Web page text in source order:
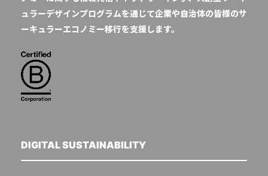
ュラーデザインプログラムを通じて企業や自治体の皆様のサ
ーキュラーエコノミー移行を支援します。
DIGITAL SUSTAINABILITY